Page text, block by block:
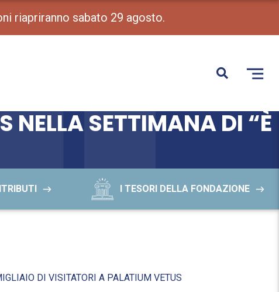
riapriranno sabato 29 agosto.
NELLA SETTIMANA DI “È
I TESORI DELLA FONDAZIONE
DI VISITATORI A PALATIUM VETUS